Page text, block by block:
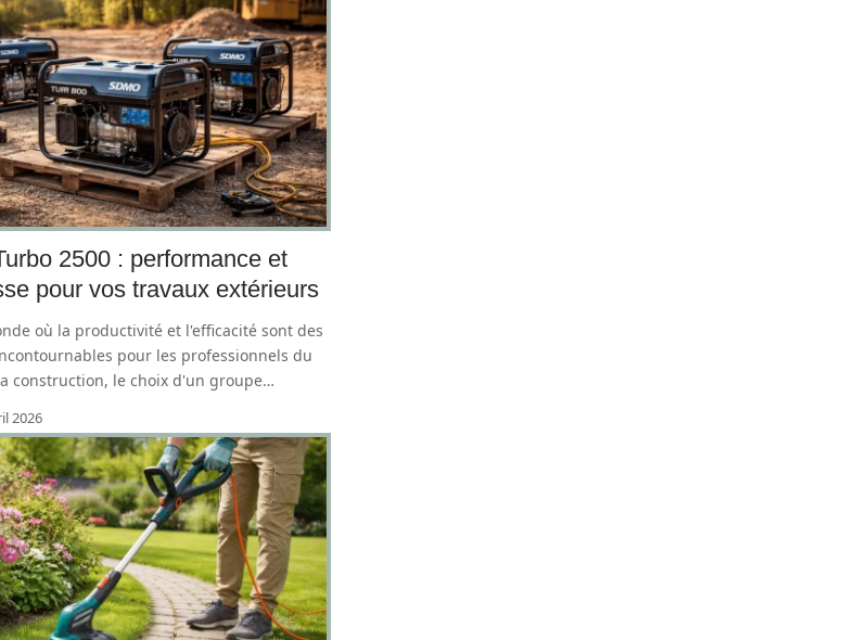
2500 : performance et
pour vos travaux extérieurs
où la productivité et l'efficacité sont des
pour les professionnels du
construction, le choix d'un groupe…
2026